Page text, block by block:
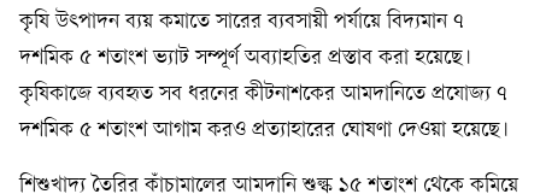
কৃষি উৎপাদন ব্যয় কমাতে সারের ব্যবসায়ী পর্যায়ে বিদ্যমান ৭
দশমিক ৫ শতাংশ ভ্যাট সম্পূর্ণ অব্যাহতির প্রস্তাব করা হয়েছে।
কৃষিকাজে ব্যবহৃত সব ধরনের কীটনাশকের আমদানিতে প্রযোজ্য ৭
দশমিক ৫ শতাংশ আগাম করও প্রত্যাহারের ঘোষণা দেওয়া হয়েছে।
শিশুখাদ্য তৈরির কাঁচামালের আমদানি শুল্ক ১৫ শতাংশ থেকে কমিয়ে